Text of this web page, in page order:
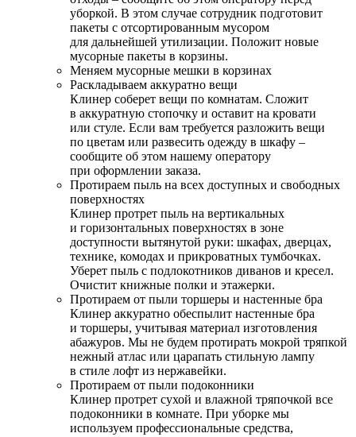
уборкой. В этом случае сотрудник подготовит
пакеты с отсортированным мусором
для дальнейшей утилизации. Положит новые
мусорные пакеты в корзины.
Меняем мусорные мешки в корзинах
Раскладываем аккуратно вещи
Клинер соберет вещи по комнатам. Сложит
в аккуратную стопочку и оставит на кровати
или стуле. Если вам требуется разложить вещи
по цветам или развесить одежду в шкафу –
сообщите об этом нашему оператору
при оформлении заказа.
Протираем пыль на всех доступных и свободных
поверхностях
Клинер протрет пыль на вертикальных
и горизонтальных поверхностях в зоне
доступности вытянутой руки: шкафах, дверцах,
технике, комодах и прикроватных тумбочках.
Уберет пыль с подлокотников диванов и кресел.
Очистит книжные полки и этажерки.
Протираем от пыли торшеры и настенные бра
Клинер аккуратно обеспылит настенные бра
и торшеры, учитывая материал изготовления
абажуров. Мы не будем протирать мокрой тряпкой
нежный атлас или царапать стильную лампу
в стиле лофт из нержавейки.
Протираем от пыли подоконники
Клинер протрет сухой и влажной тряпочкой все
подоконники в комнате. При уборке мы
используем профессиональные средства,